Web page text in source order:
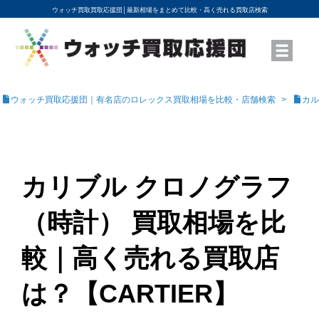
ウォッチ買取買取応援団│ 最新相場をまとめて比較・高く売れる買取店検索
YouTubeで動画を公開中
ROLEXモデル名から買取相場を調べる
高級時計ブランド名から買取相場を調べる
地域から買取店を探す
店舗名から買取店を探す
ブランド時計を高く売る方法
買取査定を依頼する
ウォッチ買取応援団｜有名店のロレックス買取相場を比較・店舗検索 カ
カリブル クロノグラフ
（時計） 買取相場を比
較｜高く売れる買取店
は？【CARTIER】